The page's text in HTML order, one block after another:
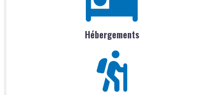
Hébergements